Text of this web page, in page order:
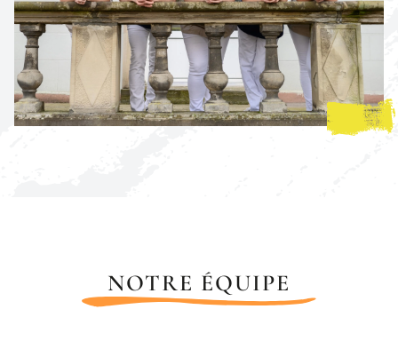
NOTRE ÉQUIPE